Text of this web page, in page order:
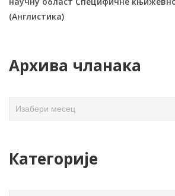
(Англистика)
Архива чланака
в
Категорије